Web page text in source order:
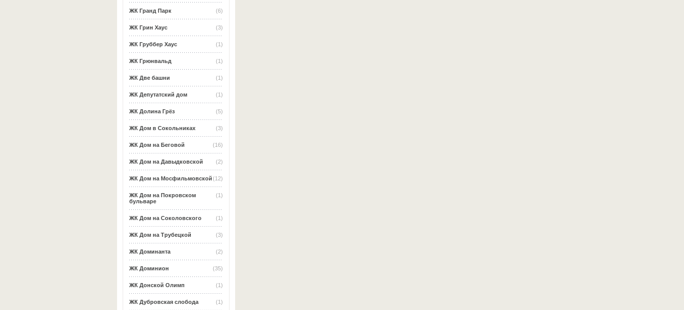
(6)
ЖК Гранд Парк
(3)
ЖК Грин Хаус
(1)
ЖК Груббер Хаус
(1)
ЖК Грюнвальд
(1)
ЖК Две башни
(1)
ЖК Депутатский дом
(5)
ЖК Долина Грёз
(3)
ЖК Дом в Сокольниках
(16)
ЖК Дом на Беговой
(2)
ЖК Дом на Давыдковской
(12)
ЖК Дом на Мосфильмовской
(1)
ЖК Дом на Покровском
бульваре
(1)
ЖК Дом на Соколовского
(3)
ЖК Дом на Трубецкой
(2)
ЖК Доминанта
(35)
ЖК Доминион
(1)
ЖК Донской Олимп
(1)
ЖК Дубровская слобода